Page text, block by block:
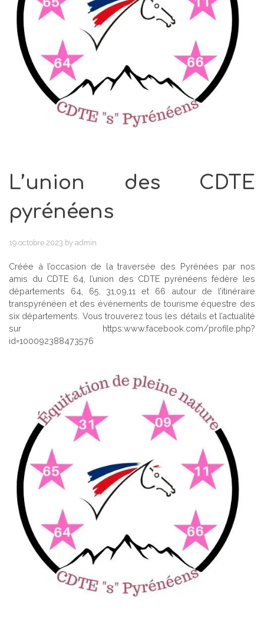
L’union des CDTE
pyrénéens
19 octobre 2023 by admin
Créée à l’occasion de la traversée des Pyrénées par nos
amis du CDTE 64, l’union des CDTE pyrénéens fédère les
départements 64, 65, 31,09,11 et 66 autour de l’itinéraire
transpyrénéen et des événements de tourisme équestre des
six départements. Vous trouverez tous les détails et l’actualité
sur https:www.facebook.com/profile.php?
id=100092388473576